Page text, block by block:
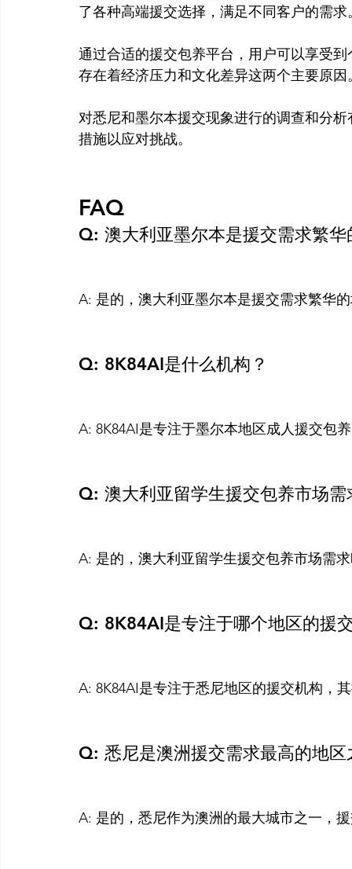
了各种高端援交选择，满足不同客户的需求
通过合适的援交包养平台，用户可以享受
存在着经济压力和文化差异这两个主要原因
对悉尼和墨尔本援交现象进行的调查和分
措施以应对挑战。
FAQ
Q: 澳大利亚墨尔本是援交需求繁华
A: 是的，澳大利亚墨尔本是援交需求繁华
Q: 8K84AI是什么机构？
A: 8K84AI是专注于墨尔本地区成人援交包
Q: 澳大利亚留学生援交包养市场需
A: 是的，澳大利亚留学生援交包养市场需
Q: 8K84AI是专注于哪个地区的援
A: 8K84AI是专注于悉尼地区的援交机构，
Q: 悉尼是澳洲援交需求最高的地区
A: 是的，悉尼作为澳洲的最大城市之一，